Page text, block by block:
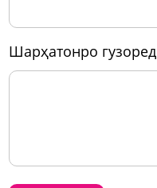
шарҳатонро гузоред